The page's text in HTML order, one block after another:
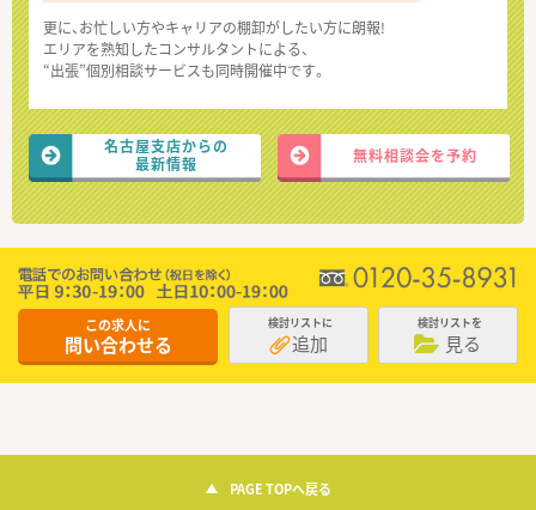
更に、お忙しい方やキャリアの棚卸がしたい方に朗報!
エリアを熟知したコンサルタントによる、
“出張”個別相談サービスも同時開催中です。
名古屋支店からの
最新情報
無料相談会を予約
この求人に
問い合わせる
検討リストに
追加
検討リストを
見る
PAGE TOPへ戻る